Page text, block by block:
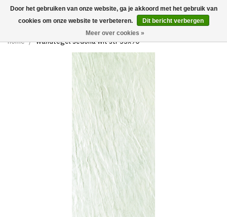
0
home / wandtegel sedona wit str 33x90
Door het gebruiken van onze website, ga je akkoord met het gebruik van
cookies om onze website te verbeteren.
Dit bericht verbergen
Meer over cookies »